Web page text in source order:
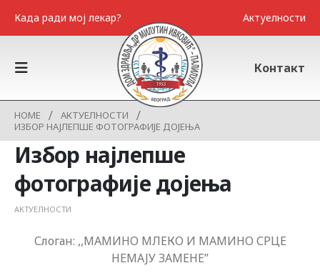
Када ради мој лекар? Актуелности
Контакт
HOME
АКТУЕЛНОСТИ
ИЗБОР НАЈЛЕПШЕ ФОТОГРАФИЈЕ ДОЈЕЊА
Избор најлепше
фотографије дојења
АКТУЕЛНОСТИ
Слоган: ,,МАМИНО МЛЕКО И МАМИНО СРЦЕ
НЕМАЈУ ЗАМЕНЕ”